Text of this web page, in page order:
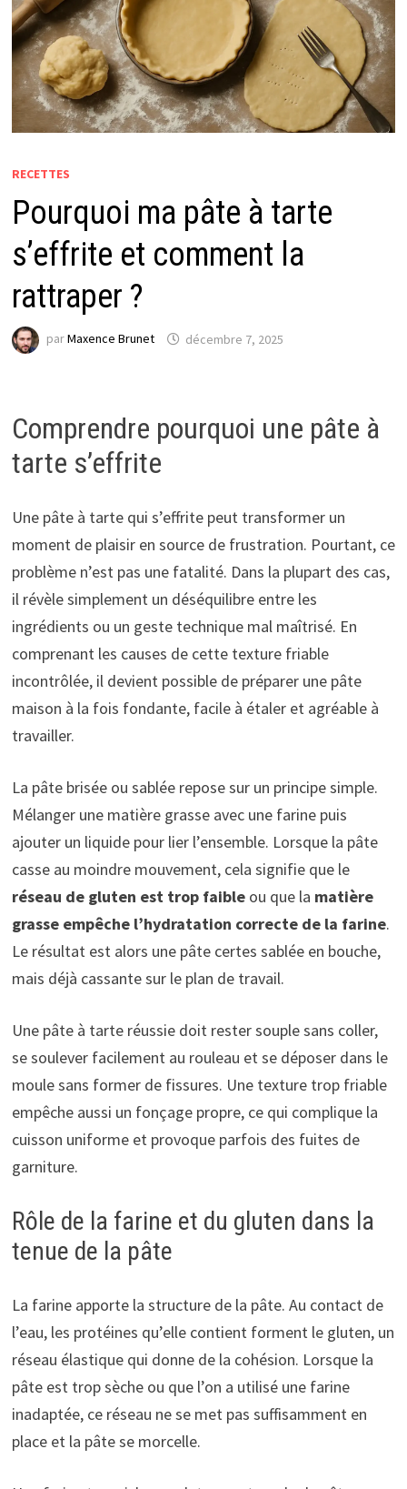
RECETTES
Pourquoi ma pâte à tarte
s’effrite et comment la
rattraper ?
parMaxence Brunet décembre 7, 2025
Comprendre pourquoi une pâte à
tarte s’effrite
Une pâte à tarte qui s’effrite peut transformer un
moment de plaisir en source de frustration. Pourtant, ce
problème n’est pas une fatalité. Dans la plupart des cas,
il révèle simplement un déséquilibre entre les
ingrédients ou un geste technique mal maîtrisé. En
comprenant les causes de cette texture friable
incontrôlée, il devient possible de préparer une pâte
maison à la fois fondante, facile à étaler et agréable à
travailler.
La pâte brisée ou sablée repose sur un principe simple.
Mélanger une matière grasse avec une farine puis
ajouter un liquide pour lier l’ensemble. Lorsque la pâte
casse au moindre mouvement, cela signifie que le
réseau de gluten est trop faibleou que la matière
grasse empêche l’hydratation correcte de la farine.
Le résultat est alors une pâte certes sablée en bouche,
mais déjà cassante sur le plan de travail.
Une pâte à tarte réussie doit rester souple sans coller,
se soulever facilement au rouleau et se déposer dans le
moule sans former de fissures. Une texture trop friable
empêche aussi un fonçage propre, ce qui complique la
cuisson uniforme et provoque parfois des fuites de
garniture.
Rôle de la farine et du gluten dans la
tenue de la pâte
La farine apporte la structure de la pâte. Au contact de
l’eau, les protéines qu’elle contient forment le gluten, un
réseau élastique qui donne de la cohésion. Lorsque la
pâte est trop sèche ou que l’on a utilisé une farine
inadaptée, ce réseau ne se met pas suffisamment en
place et la pâte se morcelle.